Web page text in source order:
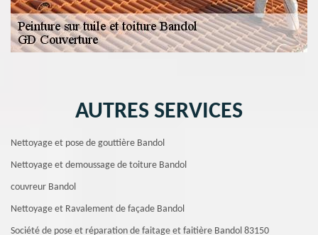
AUTRES SERVICES
Nettoyage et pose de gouttière Bandol
Nettoyage et demoussage de toiture Bandol
couvreur Bandol
Nettoyage et Ravalement de façade Bandol
Société de pose et réparation de faitage et faitière Bandol 83150